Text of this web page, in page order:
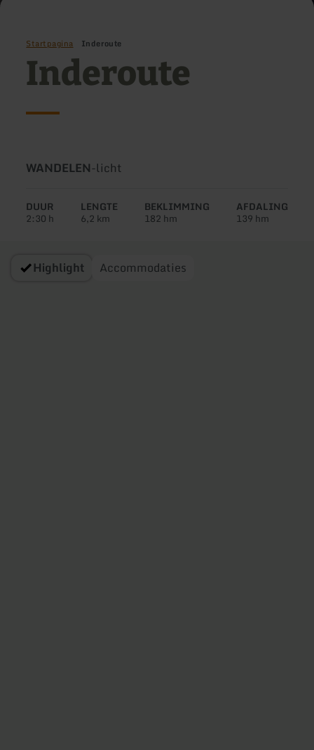
Startpagina Inderoute
Inderoute
Soort
WANDELEN-Moeilijkheidsgraad:
licht
DUUR
2:30 h
LENGTE
6,2 km
BEKLIMMING
182 hm
AFDALING
139 hm
Highlight Accommodaties